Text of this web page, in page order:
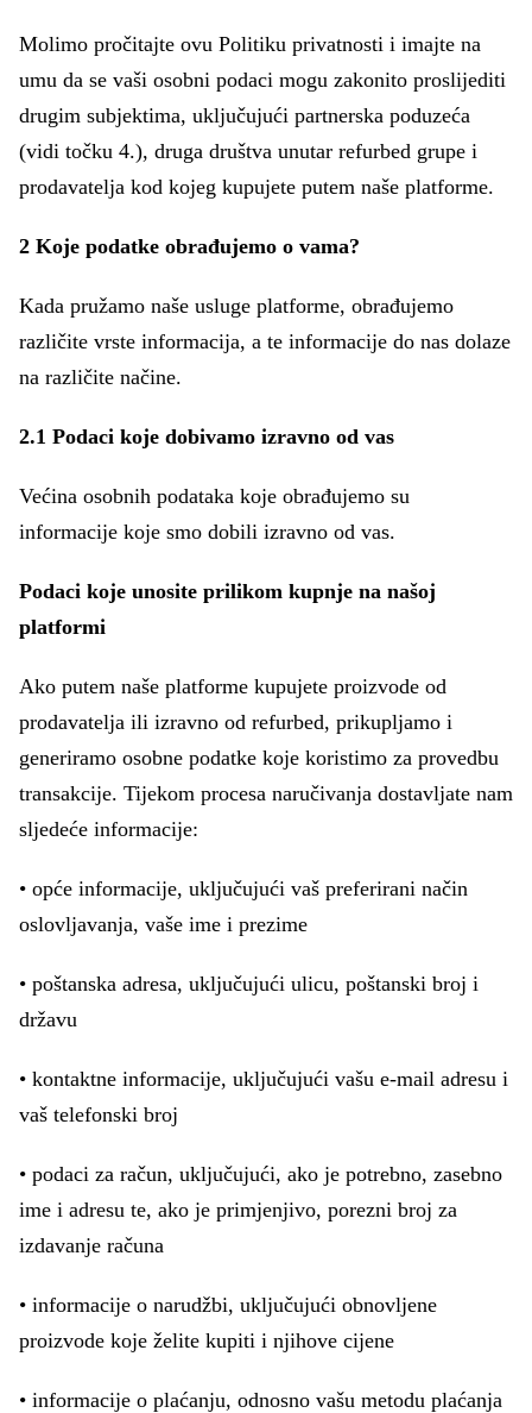
Molimo pročitajte ovu Politiku privatnosti i imajte na
umu da se vaši osobni podaci mogu zakonito proslijediti
drugim subjektima, uključujući partnerska poduzeća
(vidi točku 4.), druga društva unutar refurbed grupe i
prodavatelja kod kojeg kupujete putem naše platforme.
2 Koje podatke obrađujemo o vama?
Kada pružamo naše usluge platforme, obrađujemo
različite vrste informacija, a te informacije do nas dolaze
na različite načine.
2.1 Podaci koje dobivamo izravno od vas
Većina osobnih podataka koje obrađujemo su
informacije koje smo dobili izravno od vas.
Podaci koje unosite prilikom kupnje na našoj
platformi
Ako putem naše platforme kupujete proizvode od
prodavatelja ili izravno od refurbed, prikupljamo i
generiramo osobne podatke koje koristimo za provedbu
transakcije. Tijekom procesa naručivanja dostavljate nam
sljedeće informacije:
• opće informacije, uključujući vaš preferirani način
oslovljavanja, vaše ime i prezime
• poštanska adresa, uključujući ulicu, poštanski broj i
državu
• kontaktne informacije, uključujući vašu e-mail adresu i
vaš telefonski broj
• podaci za račun, uključujući, ako je potrebno, zasebno
ime i adresu te, ako je primjenjivo, porezni broj za
izdavanje računa
• informacije o narudžbi, uključujući obnovljene
proizvode koje želite kupiti i njihove cijene
• informacije o plaćanju, odnosno vašu metodu plaćanja